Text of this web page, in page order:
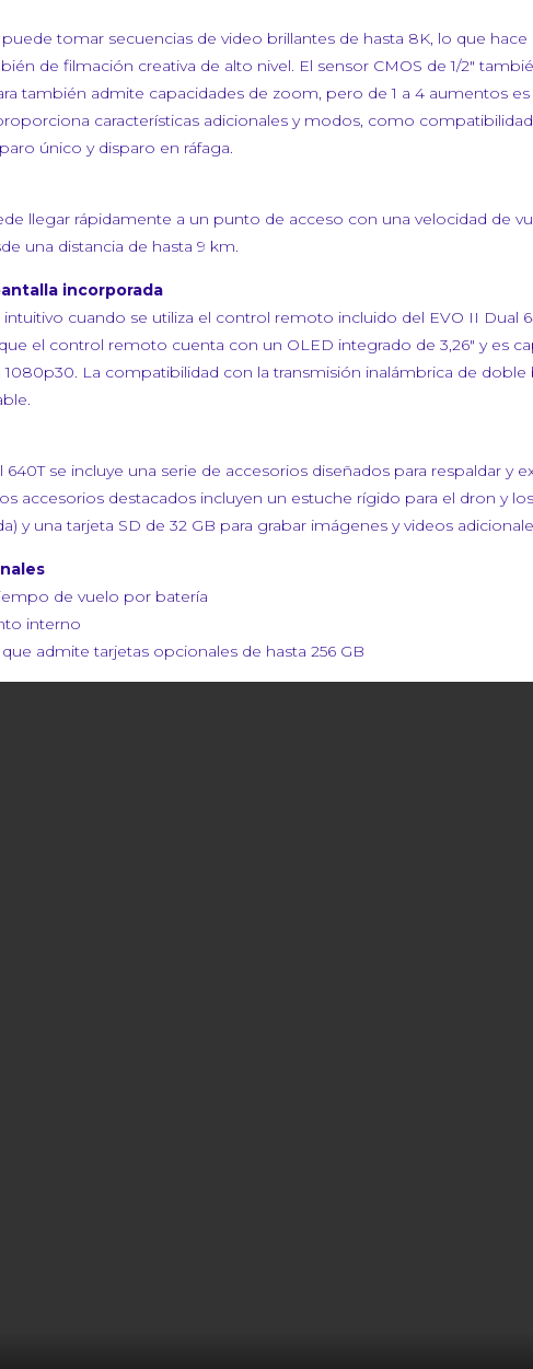
puede tomar secuencias de video brillantes de hasta 8K, lo que
de filmación creativa de alto nivel. El sensor CMOS de 1/2″
también admite capacidades de zoom, pero de 1 a 4 aumentos
características adicionales y modos, como
único y disparo en ráfaga.
llegar rápidamente a un punto de acceso con una velocidad de
una distancia de hasta 9 km.
incorporada
intuitivo cuando se utiliza el control remoto incluido del EVO II Dual
el control remoto cuenta con un OLED integrado de 3,26″ y es
La compatibilidad con la transmisión inalámbrica de doble
se incluye una serie de accesorios diseñados para respaldar y
accesorios destacados incluyen un estuche rígido para el dron y
y una tarjeta SD de 32 GB para grabar imágenes y videos
de vuelo por batería
interno
que admite tarjetas opcionales de hasta 256 GB